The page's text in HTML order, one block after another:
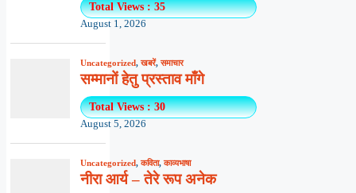
Total Views : 35
August 1, 2026
Uncategorized,खबरें,समाचार
सम्मानों हेतु प्रस्ताव माँगे
Total Views : 30
August 5, 2026
Uncategorized,कविता,काव्यभाषा
नीरा आर्य – तेरे रूप अनेक